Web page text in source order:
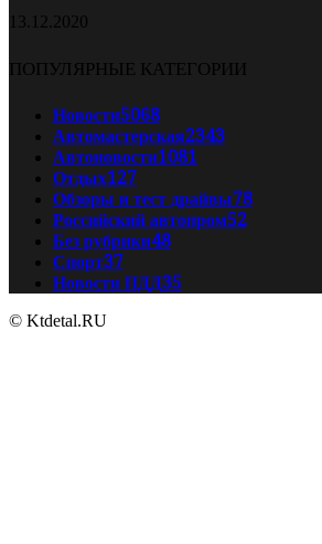
13.12.2020
ПОПУЛЯРНЫЕ КАТЕГОРИИ
Новости5068
Автомастерская2343
Автоновости1081
Отдых127
Обзоры и тест драйвы78
Российский автопром52
Без рубрики48
Спорт37
Новости ПДД35
© Ktdetal.RU